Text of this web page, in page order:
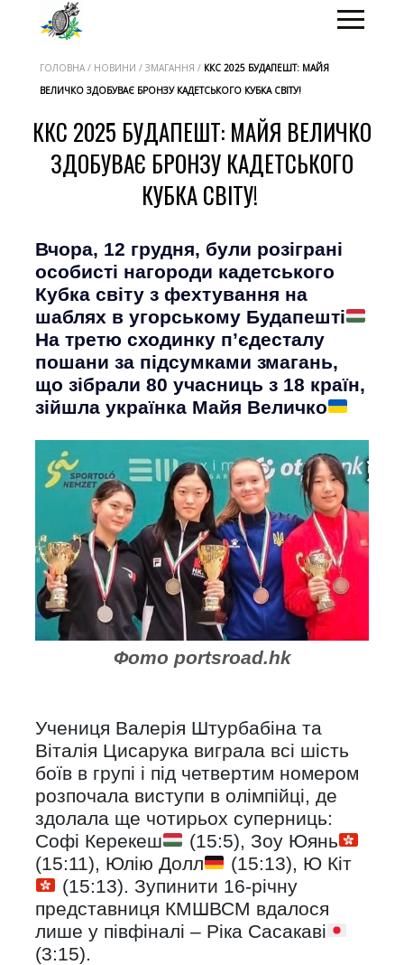
ГОЛОВНА / НОВИНИ / ЗМАГАННЯ / ККС 2025 БУДАПЕШТ: МАЙЯ
ВЕЛИЧКО ЗДОБУВАЄ БРОНЗУ КАДЕТСЬКОГО КУБКА СВІТУ!
ККС 2025 БУДАПЕШТ: МАЙЯ ВЕЛИЧКО
ЗДОБУВАЄ БРОНЗУ КАДЕТСЬКОГО
КУБКА СВІТУ!
Вчора, 12 грудня, були розіграні
особисті нагороди кадетського
Кубка світу з фехтування на
шаблях в угорському Будапешті
На третю сходинку п’єдесталу
пошани за підсумками змагань,
що зібрали 80 учасниць з 18 країн,
зійшла українка Майя Величко
Фото portsroad.hk
Учениця Валерія Штурбабіна та
Віталія Цисарука виграла всі шість
боїв в групі і під четвертим номером
розпочала виступи в олімпійці, де
здолала ще чотирьох суперниць:
Софі Керекеш
(15:5), Зоу Юянь
(15:11), Юлію Долл
(15:13), Ю Кіт
(15:13). Зупинити 16-річну
представниця КМШВСМ вдалося
лише у півфіналі – Ріка Сасакaві
(3:15).